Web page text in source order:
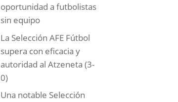
oportunidad a futbolistas
sin equipo
La Selección AFE Fútbol
supera con eficacia y
autoridad al Atzeneta (3-
0)
Una notable Selección